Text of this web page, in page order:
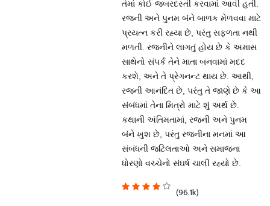
તેમાં કોઈ જબરદસ્તી કરવામાં આવી હતી.
રજની અને પુનમ બંને બાળક મેળવવા માટે
પ્રયત્ન કરી રહ્યા છે, પરંતુ સફળતા નથી
મળતી. રજનીને લાગતું હોય છે કે અમાસ
સાથેનો સંપર્ક તેને માતા બનવામાં મદદ
કરશે, અને તે પ્રેગનન્ટ થાય છે. આથી,
રજની આનંદિત છે, પરંતુ તે જાણે છે કે આ
સંબંધમાં તેના મિત્રો માટે શું અર્થ છે.
કથાની અંતિમતામાં, રજની અને પુનમ
બંને ખુશ છે, પરંતુ રજનીના મનમાં આ
સંબંધની જટિલતાઓ અને સમાજના
ધોરણો વચ્ચેનો સંઘર્ષ ચાલી રહ્યો છે.
(96.1k)